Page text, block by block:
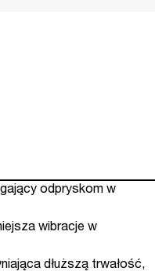
odpryskom w
wibracje w
dłuższą trwałość,